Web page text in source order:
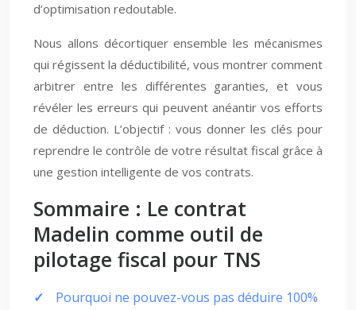
d’optimisation redoutable.
Nous allons décortiquer ensemble les mécanismes
qui régissent la déductibilité, vous montrer comment
arbitrer entre les différentes garanties, et vous
révéler les erreurs qui peuvent anéantir vos efforts
de déduction. L’objectif : vous donner les clés pour
reprendre le contrôle de votre résultat fiscal grâce à
une gestion intelligente de vos contrats.
Sommaire : Le contrat
Madelin comme outil de
pilotage fiscal pour TNS
Pourquoi ne pouvez-vous pas déduire 100%